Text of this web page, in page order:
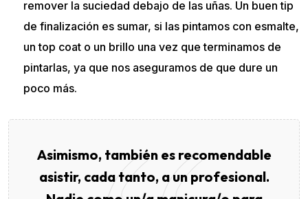
remover la suciedad debajo de las uñas. Un buen tip
de finalización es sumar, si las pintamos con esmalte,
un top coat o un brillo una vez que terminamos de
pintarlas, ya que nos aseguramos de que dure un
poco más.
Asimismo, también es recomendable
asistir, cada tanto, a un profesional.